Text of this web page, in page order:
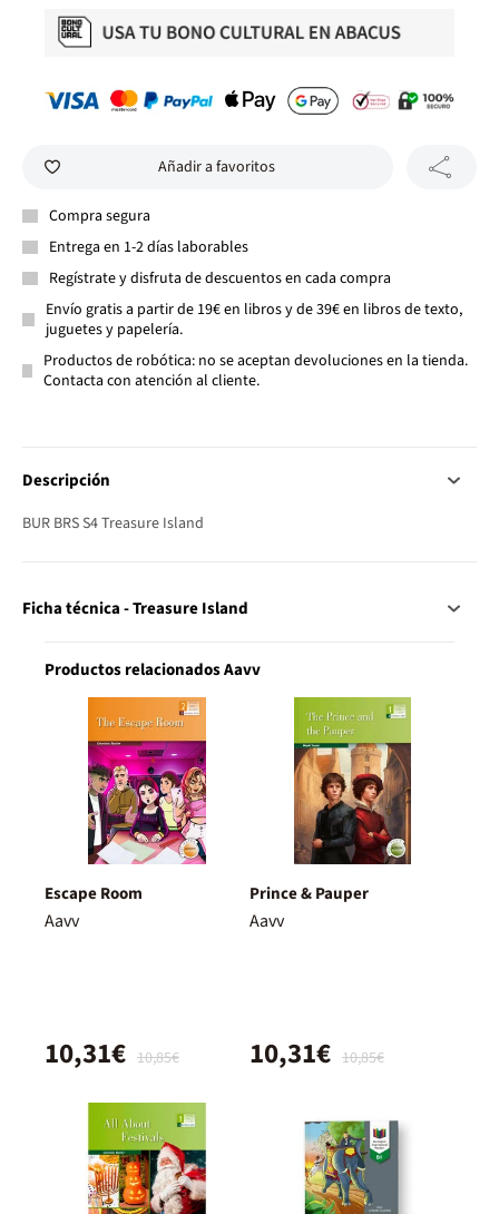
Añadir a favoritos
Compra segura
Entrega en 1-2 días laborables
Regístrate y disfruta de descuentos en cada compra
Envío gratis a partir de 19€ en libros y de 39€ en libros de texto,
juguetes y papelería.
Productos de robótica: no se aceptan devoluciones en la tienda.
Contacta con atención al cliente.
Descripción
BUR BRS S4 Treasure Island
Ficha técnica - Treasure Island
Productos relacionados Aavv
Escape Room
Aavv
10,85€
10,31€
Prince & Pauper
Aavv
10,85€
10,31€